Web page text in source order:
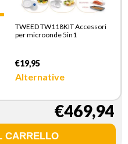
TWEED TW118KIT Accessori
per microonde 5in1
€19,95
Alternative
€469,94